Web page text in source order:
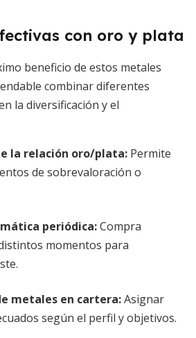
con oro y plata
beneficio de estos metales
combinar diferentes
la diversificación y el
la relación oro/plata: Permite
de sobrevaloración o
periódica:Compra
momentos para
metales en cartera:Asignar
según el perfil y objetivos.